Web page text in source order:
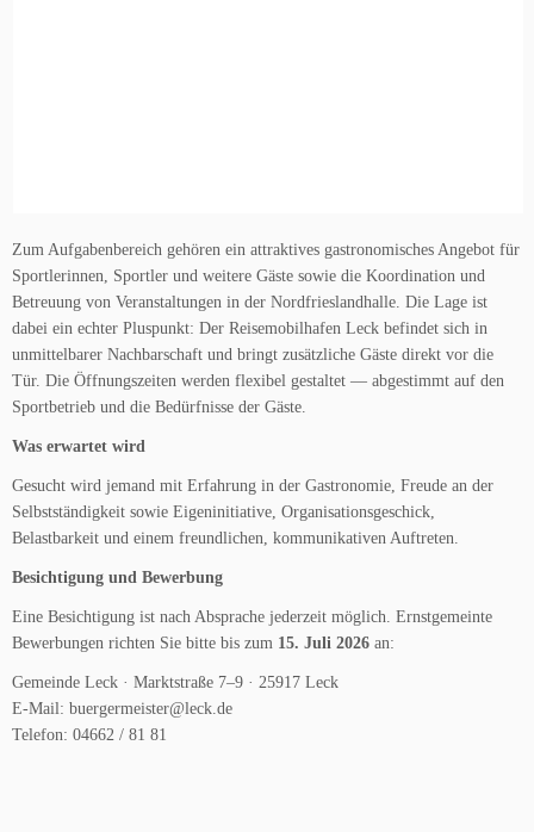
Zum Aufgabenbereich gehören ein attraktives gastronomisches Angebot für
Sportlerinnen, Sportler und weitere Gäste sowie die Koordination und
Betreuung von Veranstaltungen in der Nordfrieslandhalle. Die Lage ist
dabei ein echter Pluspunkt: Der Reisemobilhafen Leck befindet sich in
unmittelbarer Nachbarschaft und bringt zusätzliche Gäste direkt vor die
Tür. Die Öffnungszeiten werden flexibel gestaltet — abgestimmt auf den
Sportbetrieb und die Bedürfnisse der Gäste.
Was erwartet wird
Gesucht wird jemand mit Erfahrung in der Gastronomie, Freude an der
Selbstständigkeit sowie Eigeninitiative, Organisationsgeschick,
Belastbarkeit und einem freundlichen, kommunikativen Auftreten.
Besichtigung und Bewerbung
Eine Besichtigung ist nach Absprache jederzeit möglich. Ernstgemeinte
Bewerbungen richten Sie bitte bis zum 15. Juli 2026 an:
Gemeinde Leck · Marktstraße 7–9 · 25917 Leck
E-Mail: buergermeister@leck.de
Telefon: 04662 / 81 81